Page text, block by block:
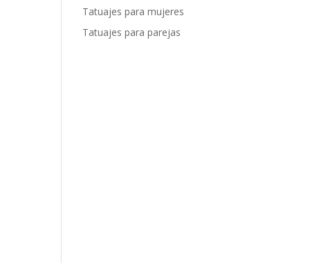
Tatuajes para mujeres
Tatuajes para parejas